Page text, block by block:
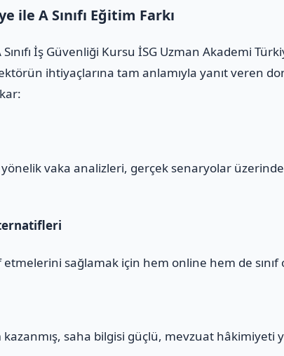
ile A Sınıfı Eğitim Farkı
İş Güvenliği Kursu İSG Uzman Akademi
ihtiyaçlarına tam anlamıyla yanıt veren
yönelik vaka analizleri, gerçek senaryolar
etmelerini sağlamak için hem online hem de
kazanmış, saha bilgisi güçlü, mevzuat